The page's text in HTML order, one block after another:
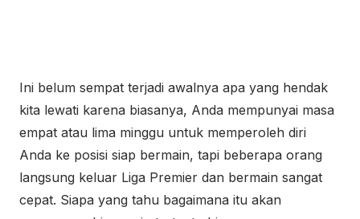
Ini belum sempat terjadi awalnya apa yang hendak
kita lewati karena biasanya, Anda mempunyai masa
empat atau lima minggu untuk memperoleh diri
Anda ke posisi siap bermain, tapi beberapa orang
langsung keluar Liga Premier dan bermain sangat
cepat. Siapa yang tahu bagaimana itu akan